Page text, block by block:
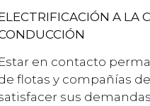
A LA
Estar en contacto
flotas y compañías
sus